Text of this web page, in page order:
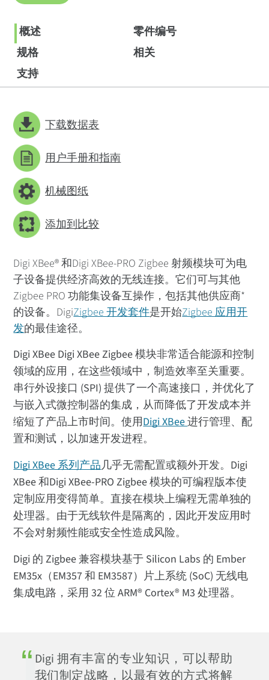
概述
零件编号
规格
相关
支持
Digi XBee® 和Digi XBee-PRO Zigbee 射频模块可为电
子设备提供经济高效的无线连接。它们可与其他
Zigbee PRO 功能集设备互操作，包括其他供应商*
的设备。DigiZigbee 开发套件是开始Zigbee 应用开
发的最佳途径。
Digi XBee Digi XBee Zigbee 模块非常适合能源和控制
领域的应用，在这些领域中，制造效率至关重要。
串行外设接口 (SPI) 提供了一个高速接口，并优化了
与嵌入式微控制器的集成，从而降低了开发成本并
缩短了产品上市时间。使用Digi XBee进行管理、配
置和测试，以加速开发进程。
Digi XBee 系列产品几乎无需配置或额外开发。Digi
XBee 和Digi XBee-PRO Zigbee 模块的可编程版本使
定制应用变得简单。直接在模块上编程无需单独的
处理器。由于无线软件是隔离的，因此开发应用时
不会对射频性能或安全性造成风险。
Digi 的 Zigbee 兼容模块基于 Silicon Labs 的 Ember
EM35x（EM357 和 EM3587）片上系统 (SoC) 无线电
集成电路，采用 32 位 ARM® Cortex® M3 处理器。
下载数据表
用户手册和指南
机械图纸
添加到比较
Digi 拥有丰富的专业知识，可以帮助
我们制定战略，以最有效的方式将解